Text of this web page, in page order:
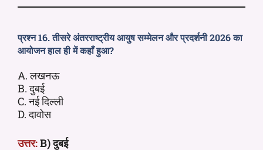
प्रश्न 16. तीसरे अंतरराष्ट्रीय आयुष सम्मेलन और प्रदर्शनी 2026 का
आयोजन हाल ही में कहाँ हुआ?
A. लखनऊ
B. दुबई
C. नई दिल्ली
D. दावोस
उत्तर:B) दुबई